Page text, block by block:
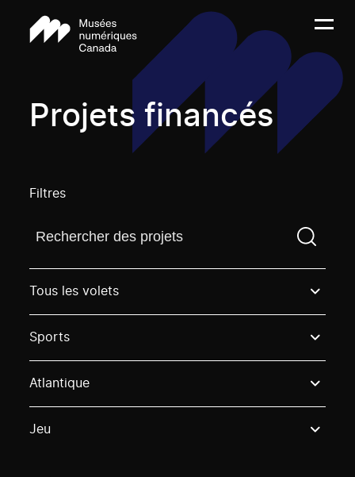
Projets financés
Filtres
Trouvez un projetVous devez saisir un terme de
Tous les volets
Sports
Atlantique
Jeu